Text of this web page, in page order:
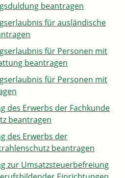
beantragen
für ausländische
für Personen mit
beantragen
für Personen mit
des Erwerbs der Fachkunde
beantragen
des Erwerbs der
beantragen
zur Umsatzsteuerbefreiung